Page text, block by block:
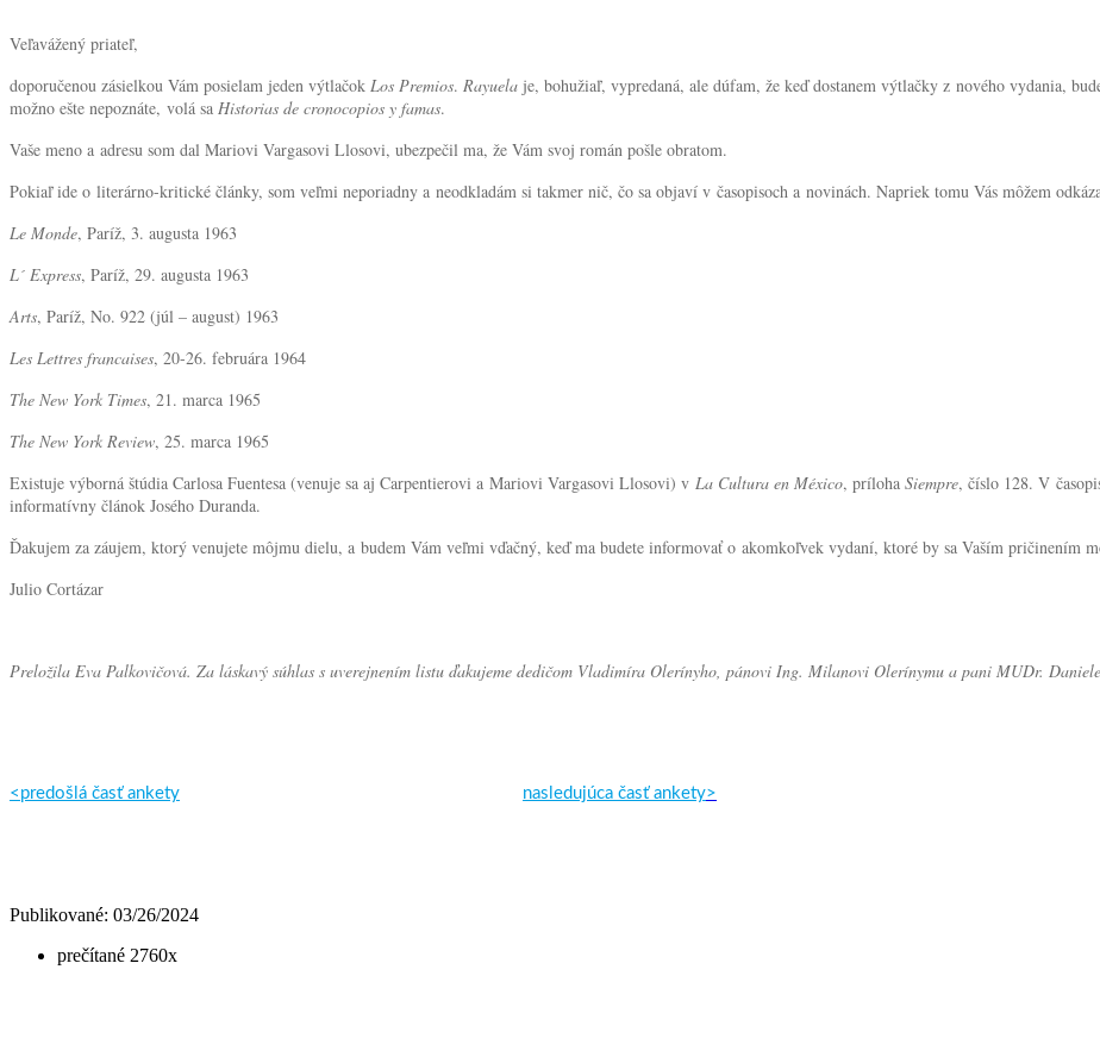
Veľavážený priateľ,
doporučenou zásielkou Vám posielam jeden výtlačok Los Premios. Rayuela je, bohužiaľ, vypredaná, ale dúfam, že keď dostanem výtlačky z nového vydania,
možno ešte nepoznáte, volá sa Historias de cronocopios y famas.
Vaše meno a adresu som dal Mariovi Vargasovi Llosovi, ubezpečil ma, že Vám svoj román pošle obratom.
Pokiaľ ide o literárno-kritické články, som veľmi neporiadny a neodkladám si takmer nič, čo sa objaví v časopisoch a novinách. Napriek tomu Vás môžem
Le Monde, Paríž, 3. augusta 1963
L´ Express, Paríž, 29. augusta 1963
Arts, Paríž, No. 922 (júl – august) 1963
Les Lettres francaises, 20-26. februára 1964
The New York Times, 21. marca 1965
The New York Review, 25. marca 1965
Existuje výborná štúdia Carlosa Fuentesa (venuje sa aj Carpentierovi a Mariovi Vargasovi Llosovi) v La Cultura en México, príloha Siempre, číslo 128. V
informatívny článok Josého Duranda.
Ďakujem za záujem, ktorý venujete môjmu dielu, a budem Vám veľmi vďačný, keď ma budete informovať o akomkoľvek vydaní, ktoré by sa Vaším pričinením
Julio Cortázar
Preložila Eva Palkovičová. Za láskavý súhlas s uverejnením listu ďakujeme dedičom Vladimíra Olerínyho, pánovi Ing. Milanovi Olerínymu a pani MUDr.
<predošlá časť ankety nasledujúca časť ankety>
Publikované: 03/26/2024
prečítané 2760x